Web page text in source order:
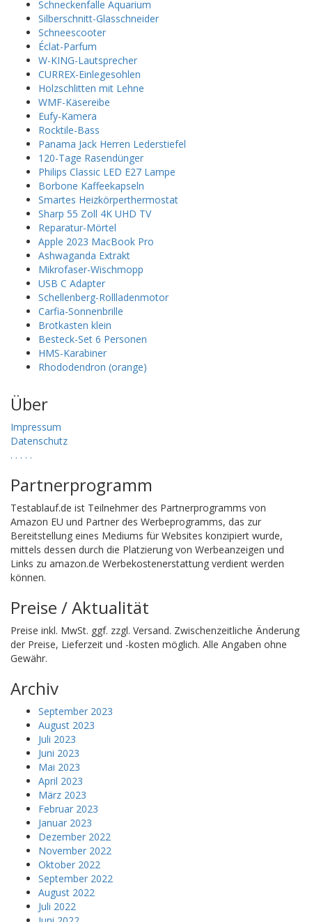
Schneckenfalle Aquarium
Silberschnitt-Glasschneider
Schneescooter
Éclat-Parfum
W-KING-Lautsprecher
CURREX-Einlegesohlen
Holzschlitten mit Lehne
WMF-Käsereibe
Eufy-Kamera
Rocktile-Bass
Panama Jack Herren Lederstiefel
120-Tage Rasendünger
Philips Classic LED E27 Lampe
Borbone Kaffeekapseln
Smartes Heizkörperthermostat
Sharp 55 Zoll 4K UHD TV
Reparatur-Mörtel
Apple 2023 MacBook Pro
Ashwaganda Extrakt
Mikrofaser-Wischmopp
USB C Adapter
Schellenberg-Rollladenmotor
Carfia-Sonnenbrille
Brotkasten klein
Besteck-Set 6 Personen
HMS-Karabiner
Rhododendron (orange)
Über
Impressum
Datenschutz
. . . . .
Partnerprogramm
Testablauf.de ist Teilnehmer des Partnerprogramms von
Amazon EU und Partner des Werbeprogramms, das zur
Bereitstellung eines Mediums für Websites konzipiert wurde,
mittels dessen durch die Platzierung von Werbeanzeigen und
Links zu amazon.de Werbekostenerstattung verdient werden
können.
Preise / Aktualität
Preise inkl. MwSt. ggf. zzgl. Versand. Zwischenzeitliche Änderung
der Preise, Lieferzeit und -kosten möglich. Alle Angaben ohne
Gewähr.
Archiv
September 2023
August 2023
Juli 2023
Juni 2023
Mai 2023
April 2023
März 2023
Februar 2023
Januar 2023
Dezember 2022
November 2022
Oktober 2022
September 2022
August 2022
Juli 2022